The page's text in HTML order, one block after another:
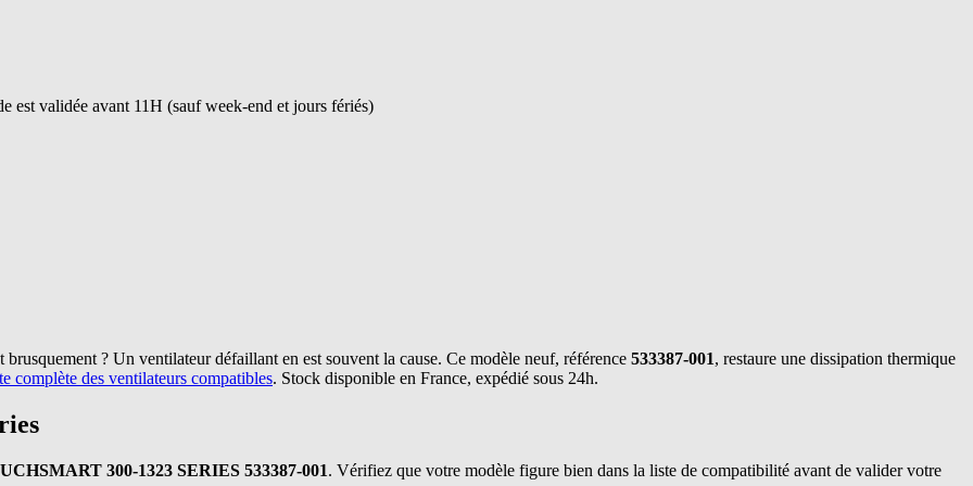
est validée avant 11H (sauf week-end et jours fériés)
? Un ventilateur défaillant en est souvent la cause. Ce modèle neuf, référence 533387-001, restaure une dissipation thermique
complète des ventilateurs compatibles. Stock disponible en France, expédié sous 24h.
300-1323 SERIES 533387-001. Vérifiez que votre modèle figure bien dans la liste de compatibilité avant de valider votre